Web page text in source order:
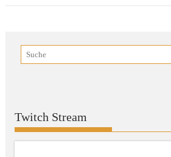
Twitch Stream